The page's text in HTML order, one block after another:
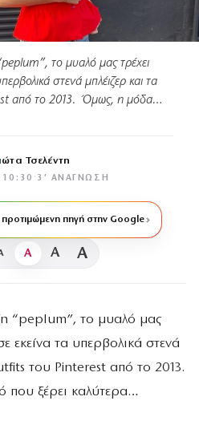
το μυαλό μας τρέχει
στενά μπλέιζερ και τα
από το 2013. Όμως, η μόδα…
Τσελέντη
10:30 · 3′ ΑΝΆΓΝΩΣΗ
πηγή στην Google
A A A
“peplum”, το μυαλό μας
εκείνα τα υπερβολικά στενά
του Pinterest από το 2013.
που ξέρει καλύτερα…